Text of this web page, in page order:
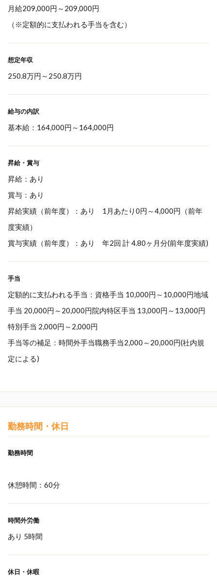
月給209,000円～209,000円
（※定額的に支払われる手当を含む）
想定年収
250.8万円 ～ 250.8万円
給与の内訳
基本給：164,000円～164,000円
昇給・賞与
昇給：あり
賞与：あり
昇給実績（前年度）：あり 1月あたり0円～4,000円（前年
度実績）
賞与実績（前年度）：あり 年2回 計 4.80ヶ月分(前年度実績)
手当
定額的に支払われる手当：資格手当 10,000円～10,000円地域
手当 20,000円～20,000円院内特区手当 13,000円～13,000円
特別手当 2,000円～2,000円
手当等の補足：時間外手当職務手当2,000～20,000円(社内規
定による)
勤務時間・休日
勤務時間
休憩時間：60分
時間外労働
あり 5時間
休日・休暇